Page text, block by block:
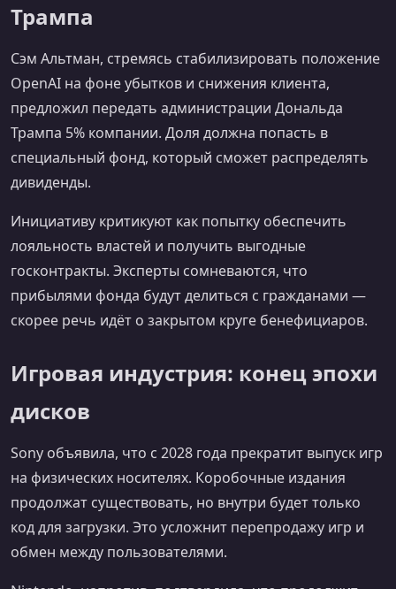
Трампа
Сэм Альтман, стремясь стабилизировать положение
OpenAI на фоне убытков и снижения клиента,
предложил передать администрации Дональда
Трампа 5% компании. Доля должна попасть в
специальный фонд, который сможет распределять
дивиденды.
Инициативу критикуют как попытку обеспечить
лояльность властей и получить выгодные
госконтракты. Эксперты сомневаются, что
прибылями фонда будут делиться с гражданами —
скорее речь идёт о закрытом круге бенефициаров.
Игровая индустрия: конец эпохи
дисков
Sony объявила, что с 2028 года прекратит выпуск игр
на физических носителях. Коробочные издания
продолжат существовать, но внутри будет только
код для загрузки. Это усложнит перепродажу игр и
обмен между пользователями.